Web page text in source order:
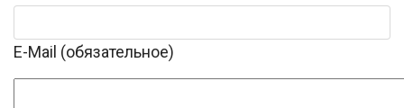
E-Mail (обязательное)